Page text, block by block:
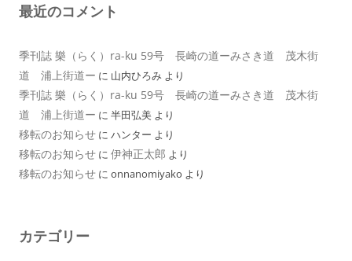
最近のコメント
季刊誌 樂（らく）ra-ku 59号 長崎の道ーみさき道 茂木街
道 浦上街道ー に 山内ひろみ より
季刊誌 樂（らく）ra-ku 59号 長崎の道ーみさき道 茂木街
道 浦上街道ー に 半田弘美 より
移転のお知らせ に ハンター より
移転のお知らせ に 伊神正太郎 より
移転のお知らせ に onnanomiyako より
カテゴリー